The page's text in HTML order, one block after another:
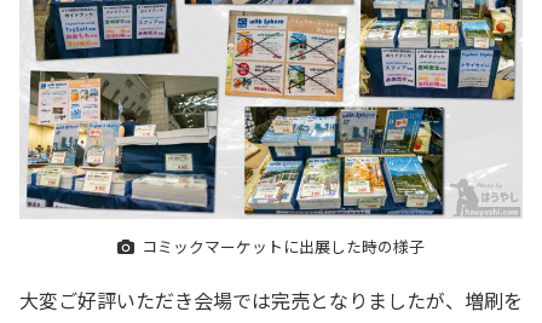
コミックマーケットに出展した時の様子
大変ご好評いただき会場では完売となりましたが、増刷を